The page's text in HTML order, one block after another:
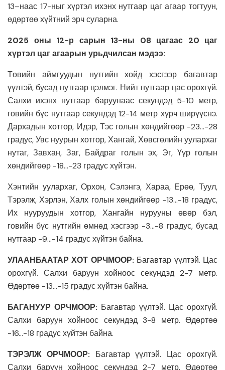
13–наас 17-ныг хүртэл ихэнх нутгаар цаг агаар тогтуун,
өдөртөө хүйтний эрч суларна.
2025 оны 12-р сарын 13-ны 08 цагаас 20 цаг
хүртэл цаг агаарын урьдчилсан мэдээ:
Төвийн аймгуудын нутгийн хойд хэсгээр багавтар
үүлтэй, бусад нутгаар цэлмэг. Нийт нутгаар цас орохгүй.
Салхи ихэнх нутгаар баруунаас секундэд 5-10 метр,
говийн бүс нутгаар секундэд 12-14 метр хүрч ширүүснэ.
Дархадын хотгор, Идэр, Тэс голын хөндийгөөр -23…-28
градус, Увс нуурын хотгор, Хангай, Хөвсгөлийн уулархаг
нутаг, Завхан, Заг, Байдраг голын эх, Эг, Үүр голын
хөндийгөөр -18…-23 градус хүйтэн.
Хэнтийн уулархаг, Орхон, Сэлэнгэ, Хараа, Ерөө, Туул,
Тэрэлж, Хэрлэн, Халх голын хөндийгөөр -13…-18 градус,
Их нууруудын хотгор, Хангайн нурууны өвөр бэл,
говийн бүс нутгийн өмнөд хэсгээр -3…-8 градус, бусад
нутгаар -9…-14 градус хүйтэн байна.
УЛААНБААТАР ХОТ ОРЧМООР: Багавтар үүлтэй. Цас
орохгүй. Салхи баруун хойноос секундэд 2-7 метр.
Өдөртөө -13…-15 градус хүйтэн байна.
БАГАНУУР ОРЧМООР: Багавтар үүлтэй. Цас орохгүй.
Салхи баруун хойноос секундэд 3-8 метр. Өдөртөө
-16…-18 градус хүйтэн байна.
ТЭРЭЛЖ ОРЧМООР: Багавтар үүлтэй. Цас орохгүй.
Салхи баруун хойноос секундэд 2-7 метр. Өдөртөө